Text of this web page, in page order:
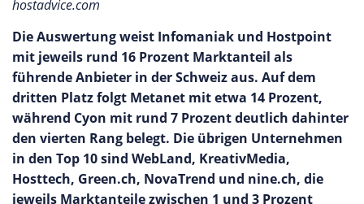
hostadvice.com
Die Auswertung weist Infomaniak und Hostpoint
mit jeweils rund 16 Prozent Marktanteil als
führende Anbieter in der Schweiz aus. Auf dem
dritten Platz folgt Metanet mit etwa 14 Prozent,
während Cyon mit rund 7 Prozent deutlich dahinter
den vierten Rang belegt. Die übrigen Unternehmen
in den Top 10 sind WebLand, KreativMedia,
Hosttech, Green.ch, NovaTrend und nine.ch, die
jeweils Marktanteile zwischen 1 und 3 Prozent